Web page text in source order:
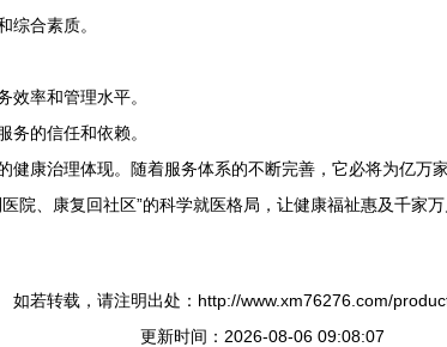
综合素质。
效率和管理水平。
务的信任和依赖。
康治理体现。随着服务体系的不断完善，它必将为亿
院、康复回社区”的科学就医格局，让健康福祉惠及千家万
如若转载，请注明出处：http://www.xm76276.com/
更新时间：2026-08-06 09:08:07